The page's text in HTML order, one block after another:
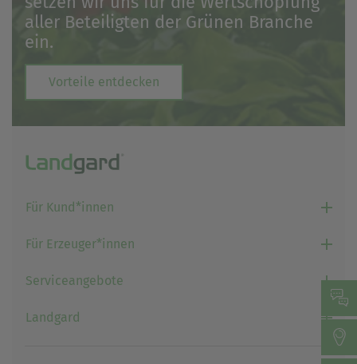
aller Beteiligten der Grünen Branche
ein.
Vorteile entdecken
Für Kund*innen
Für Erzeuger*innen
Serviceangebote
Landgard